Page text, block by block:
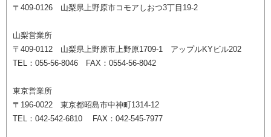
〒409-0126 山梨県上野原市コモアしおつ3丁目19-2
山梨営業所
〒409-0112 山梨県上野原市上野原1709-1 アップルKYビル202
TEL：055-56-8046 FAX：0554-56-8042
東京営業所
〒196-0022 東京都昭島市中神町1314-12
TEL：042-542-6810 FAX：042-545-7977